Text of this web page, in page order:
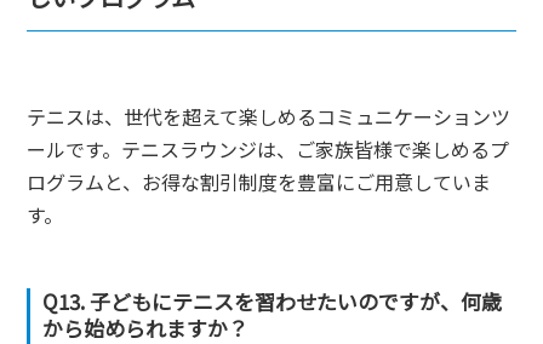
テニスは、世代を超えて楽しめるコミュニケーションツ
ールです。テニスラウンジは、ご家族皆様で楽しめるプ
ログラムと、お得な割引制度を豊富にご用意していま
す。
Q13. 子どもにテニスを習わせたいのですが、何歳
から始められますか？